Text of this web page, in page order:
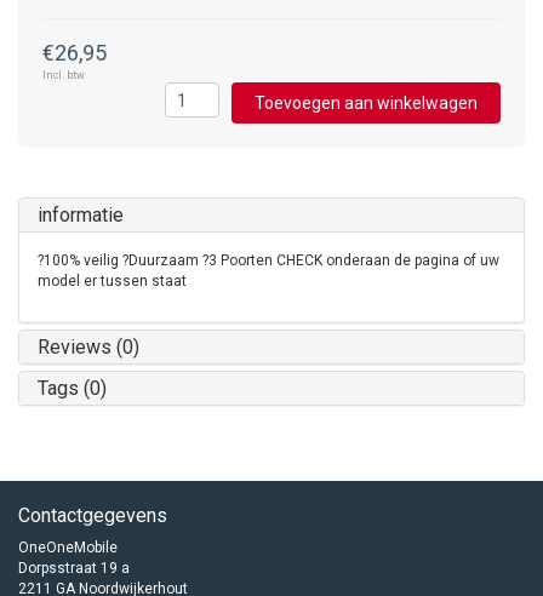
€26,95
Incl. btw
Toevoegen aan winkelwagen
informatie
?100% veilig ?Duurzaam ?3 Poorten CHECK onderaan de pagina of uw
model er tussen staat
Reviews (0)
Tags (0)
Contactgegevens
OneOneMobile
Dorpsstraat 19 a
2211 GA Noordwijkerhout